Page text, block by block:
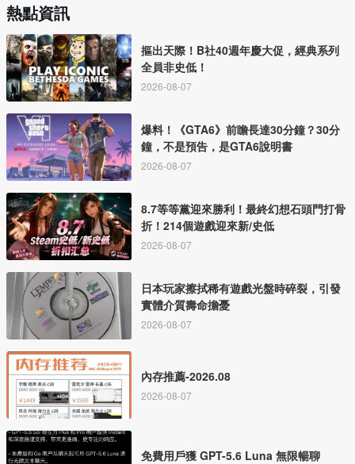
熱點資訊
摳出天際！B社40週年慶大促，經典系列
全員非史低！
2026-08-07
爆料！《GTA6》前瞻長達30分鐘？30分
鐘，不是預告，是GTA6說明書
2026-08-07
8.7等等黨迎來勝利！最終幻想石頭門打骨
折！214個遊戲迎來新/史低
2026-08-07
日本玩家擦拭稀有遊戲光盤時碎裂，引發
實體介質壽命擔憂
2026-08-07
內存推薦-2026.08
2026-08-07
免費用戶獲 GPT-5.6 Luna 無限暢聊